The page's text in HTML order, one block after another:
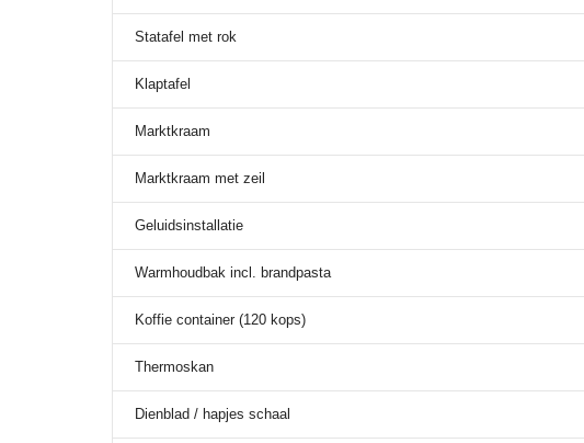
Statafel met rok
Klaptafel
Marktkraam
Marktkraam met zeil
Geluidsinstallatie
Warmhoudbak incl. brandpasta
Koffie container (120 kops)
Thermoskan
Dienblad / hapjes schaal